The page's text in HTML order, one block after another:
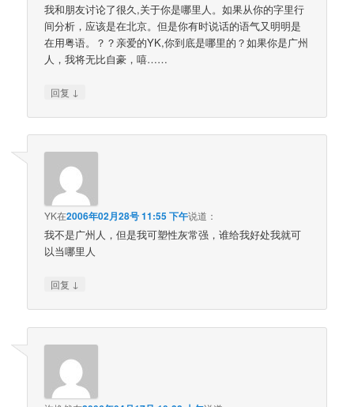
我和朋友讨论了很久,关于你是哪里人。如果从你的字里行
间分析，应该是在北京。但是你有时说话的语气又明明是
在用粤语。？？亲爱的YK,你到底是哪里的？如果你是广州
人，我将无比自豪，嘻……
回复 ↓
YK在2006年02月28号 11:55 下午说道：
我不是广州人，但是我可塑性灰常强，谁给我好处我就可
以当哪里人
回复 ↓